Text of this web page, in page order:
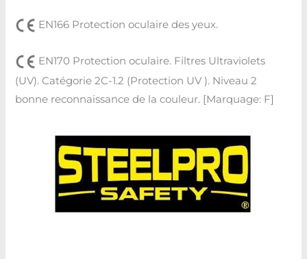
EN166 Protection oculaire des yeux.
EN170 Protection oculaire. Filtres Ultraviolets
(UV). Catégorie 2C-1.2 (Protection UV ). Niveau 2
bonne reconnaissance de la couleur. [Marquage: F]